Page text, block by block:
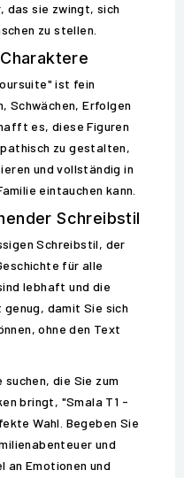
das sie zwingt, sich
zu stellen.
ist fein
Schwächen, Erfolgen
es, diese Figuren
zu gestalten,
und vollständig in
eintauchen kann.
Schreibstil
Schreibstil, der
für alle
lebhaft und die
damit Sie sich
ohne den Text
die Sie zum
bringt, "Smala T1 -
Wahl. Begeben Sie
und
an Emotionen und